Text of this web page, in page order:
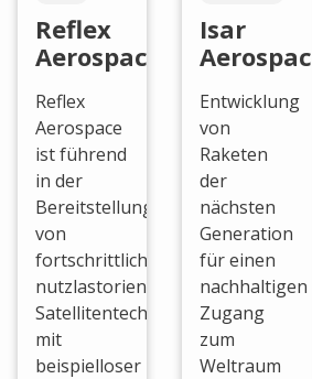
Reflex
Aerospace
Reflex
Aerospace
ist führend
in der
Bereitstellung
von
fortschrittlicher,
nutzlastorientierter
Satellitentechnologie
mit
beispielloser
Isar
Aerospace
Entwicklung
von
Raketen
der
nächsten
Generation
für einen
nachhaltigen
Zugang
zum
Weltraum